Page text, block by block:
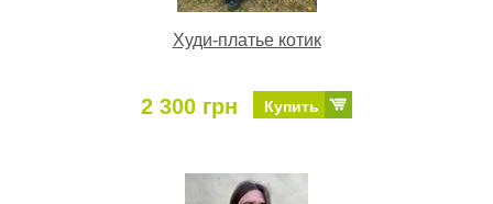
Худи-платье котик
2 300 грн Купить